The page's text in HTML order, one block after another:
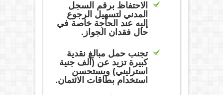
الاحتفاظ برقم السجل
المدني لتسهيل الرجوع
إليه عند الحاجة خاصة في
حال فقدان الجواز.
تجنب حمل مبالغ نقدية
كبيرة تزيد عن (ألف جنية
استرليني) ويستحسن
استخدام بطاقات الائتمان.